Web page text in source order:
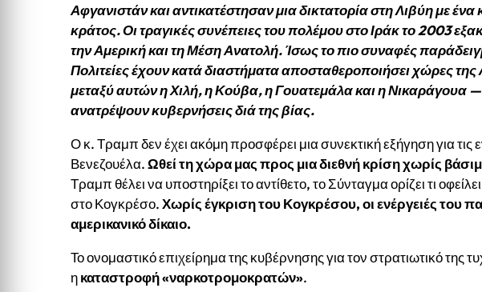
Αφγανιστάν και αντικατέστησαν μια δικτατορία στη Λιβύη με
κράτος. Οι τραγικές συνέπειες του πολέμου στο Ιράκ το 2003
την Αμερική και τη Μέση Ανατολή. Ίσως το πιο συναφές
Πολιτείες έχουν κατά διαστήματα αποσταθεροποιήσει χώρες της
μεταξύ αυτών η Χιλή, η Κούβα, η Γουατεμάλα και η Νικαράγουα
ανατρέψουν κυβερνήσεις διά της βίας.
Ο κ. Τραμπ δεν έχει ακόμη προσφέρει μια συνεκτική εξήγηση για τις
Βενεζουέλα.Ωθεί τη χώρα μας προς μια διεθνή κρίση χωρίς
Τραμπ θέλει να υποστηρίξει το αντίθετο, το Σύνταγμα ορίζει τι
στο Κογκρέσο.Χωρίς έγκριση του Κογκρέσου, οι ενέργειές του
αμερικανικό δίκαιο.
Το ονομαστικό επιχείρημα της κυβέρνησης για τον στρατιωτικό της
ηκαταστροφή «ναρκοτρομοκρατών».